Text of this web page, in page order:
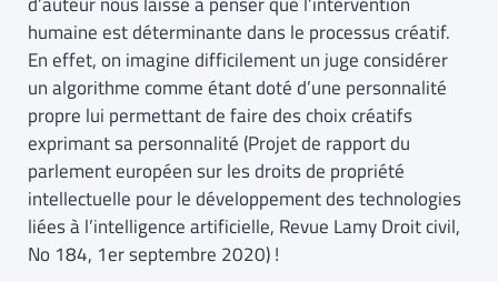
humaine est déterminante dans le processus créatif.
En effet, on imagine difficilement un juge considérer
un algorithme comme étant doté d’une personnalité
propre lui permettant de faire des choix créatifs
exprimant sa personnalité (Projet de rapport du
parlement européen sur les droits de propriété
intellectuelle pour le développement des technologies
liées à l’intelligence artificielle, Revue Lamy Droit civil,
No 184, 1er septembre 2020) !